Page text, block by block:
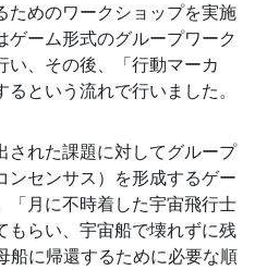
ためのワークショップを実施
ゲーム形式のグループワーク
い、その後、「行動マーカ
という流れで行いました。
された課題に対してグループ
ンセンサス）を形成するゲー
「月に不時着した宇宙飛行士
らい、 宇宙船で壊れずに残
船に帰還するために必要な順